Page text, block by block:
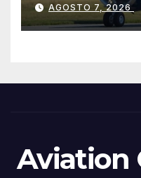
AGOSTO 7, 2026
Aviation